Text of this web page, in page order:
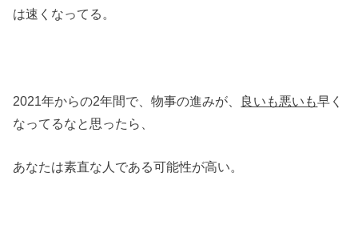
は速くなってる。
2021年からの2年間で、物事の進みが、 良いも悪いも早く
なってるなと思ったら、
あなたは素直な人である可能性が高い。